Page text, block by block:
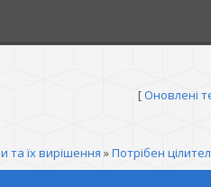
[Оновлені
та їх вирішення »Потрібен